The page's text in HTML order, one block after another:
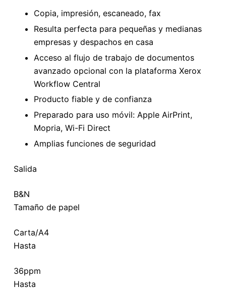
Copia, impresión, escaneado, fax
Resulta perfecta para pequeñas y medianas
empresas y despachos en casa
Acceso al flujo de trabajo de documentos
avanzado opcional con la plataforma Xerox
Workflow Central
Producto fiable y de confianza
Preparado para uso móvil: Apple AirPrint,
Mopria, Wi-Fi Direct
Amplias funciones de seguridad
Salida
B&N
Tamaño de papel
Carta/A4
Hasta
36ppm
Hasta